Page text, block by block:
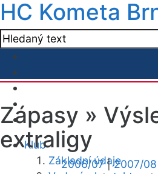
HC Kometa
Klub
Základní údaje
Zápasy »
extraligy
2006/07|2007/08